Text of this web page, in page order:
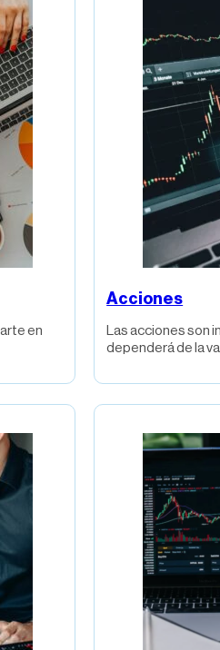
en
Acciones
Las acciones son
dependerá de la